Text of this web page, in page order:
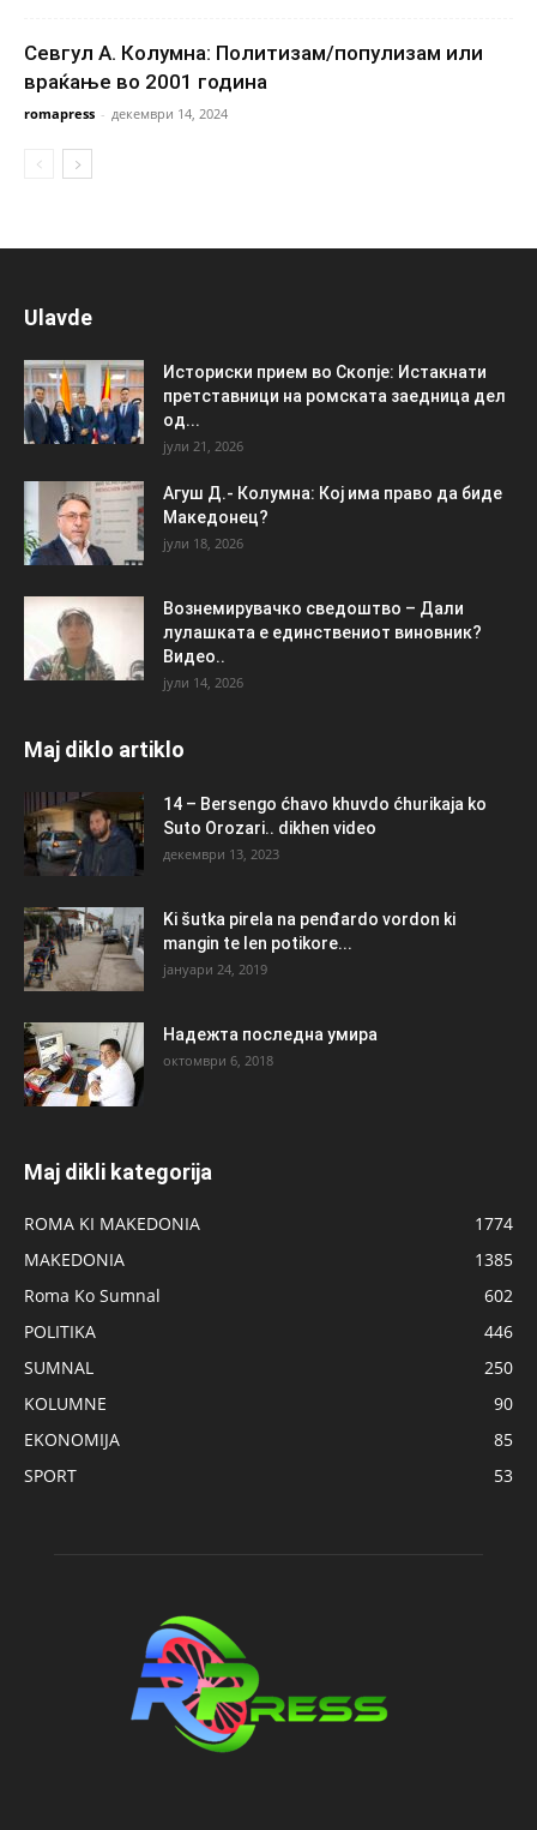
Севгул А. Колумна: Политизам/популизам или
враќање во 2001 година
romapress - декември 14, 2024
Ulavde
Историски прием во Скопје: Истакнати
претставници на ромската заедница дел
од...
јули 21, 2026
Агуш Д.- Колумна: Кој има право да биде
Македонец?
јули 18, 2026
Вознемирувачко сведоштво – Дали
лулашката е единствениот виновник?
Видео..
јули 14, 2026
Maj diklo artiklo
14 – Bersengo ćhavo khuvdo ćhurikaja ko
Suto Orozari.. dikhen video
декември 13, 2023
Ki šutka pirela na penđardo vordon ki
mangin te len potikore...
јануари 24, 2019
Надежта последна умира
октомври 6, 2018
Maj dikli kategorija
ROMA KI MAKEDONIA
1774
MAKEDONIA
1385
Roma Ko Sumnal
602
POLITIKA
446
SUMNAL
250
KOLUMNE
90
EKONOMIJA
85
SPORT
53